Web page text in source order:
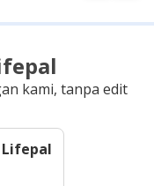
kami, tanpa edit
Lifepal